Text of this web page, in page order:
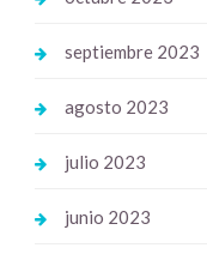
septiembre 2023
agosto 2023
julio 2023
junio 2023